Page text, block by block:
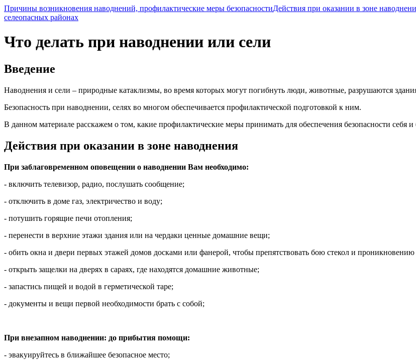
Причины возникновения наводнений, профилактические меры безопасностиДействия при оказании в зоне
селеопасных районах
Что делать при наводнении или сели
Введение
Наводнения и сели – природные катаклизмы, во время которых могут погибнуть люди, животные, разрушаются
Безопасность при наводнении, селях во многом обеспечивается профилактической подготовкой к ним.
В данном материале расскажем о том, какие профилактические меры принимать для обеспечения безопасности себя и
Действия при оказании в зоне наводнения
При заблаговременном оповещении о наводнении Вам необходимо:
- включить телевизор, радио, послушать сообщение;
- отключить в доме газ, электричество и воду;
- потушить горящие печи отопления;
- перенести в верхние этажи здания или на чердаки ценные домашние вещи;
- обить окна и двери первых этажей домов досками или фанерой, чтобы препятствовать бою стекол и
- открыть защелки на дверях в сараях, где находятся домашние животные;
- запастись пищей и водой в герметической таре;
- документы и вещи первой необходимости брать с собой;
При внезапном наводнении: до прибытия помощи:
- эвакуируйтесь в ближайшее безопасное место;